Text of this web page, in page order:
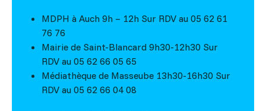
MDPH à Auch 9h – 12h Sur RDV au 05 62 61
76 76
Mairie de Saint-Blancard 9h30-12h30 Sur
RDV au 05 62 66 05 65
Médiathèque de Masseube 13h30-16h30 Sur
RDV au 05 62 66 04 08